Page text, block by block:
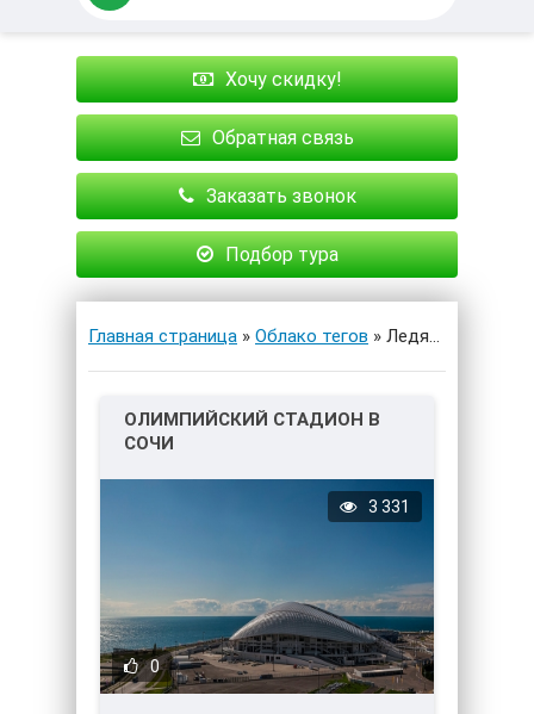
Хочу скидку!
Обратная связь
Заказать звонок
Подбор тура
Главная страница » Облако тегов » Ледяной куб
ОЛИМПИЙСКИЙ СТАДИОН В
СОЧИ
0
3 331